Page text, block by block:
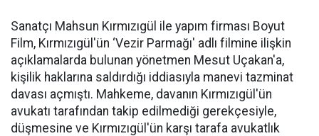
Sanatçı Mahsun Kırmızıgül ile yapım firması Boyut
Film, Kırmızıgül'ün ‘Vezir Parmağı' adlı filmine ilişkin
açıklamalarda bulunan yönetmen Mesut Uçakan'a,
kişilik haklarına saldırdığı iddiasıyla manevi tazminat
davası açmıştı. Mahkeme, davanın Kırmızıgül'ün
avukatı tarafından takip edilmediği gerekçesiyle,
düşmesine ve Kırmızıgül'ün karşı tarafa avukatlık